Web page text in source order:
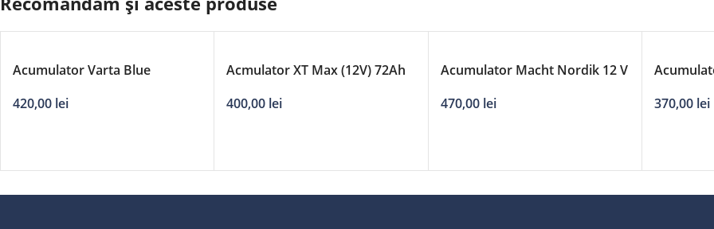
Acumulator Varta Blue
420,00 lei
Acmulator XT Max (12V) 72Ah
400,00 lei
Acumulator Macht Nordik 12 V
470,00 lei
370,00 lei